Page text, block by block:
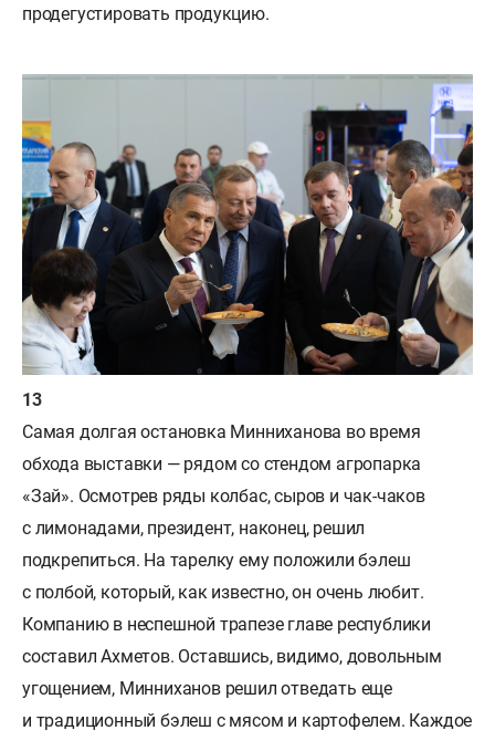
продегустировать продукцию.
Самая долгая остановка Минниханова во время
обхода выставки — рядом со стендом агропарка
«Зай». Осмотрев ряды колбас, сыров и чак-чаков
с лимонадами, президент, наконец, решил
подкрепиться. На тарелку ему положили бэлеш
с полбой, который, как известно, он очень любит.
Компанию в неспешной трапезе главе республики
составил Ахметов. Оставшись, видимо, довольным
угощением, Минниханов решил отведать еще
и традиционный бэлеш с мясом и картофелем. Каждое